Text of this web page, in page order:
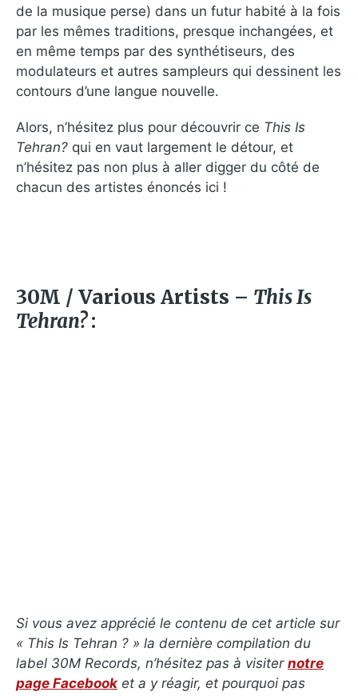
de la musique perse) dans un futur habité à la fois
par les mêmes traditions, presque inchangées, et
en même temps par des synthétiseurs, des
modulateurs et autres sampleurs qui dessinent les
contours d’une langue nouvelle.
Alors, n’hésitez plus pour découvrir ce This Is
Tehran? qui en vaut largement le détour, et
n’hésitez pas non plus à aller digger du côté de
chacun des artistes énoncés ici !
30M / Various Artists – This Is
Tehran?:
Si vous avez apprécié le contenu de cet article sur
« This Is Tehran ? » la dernière compilation du
label 30M Records, n’hésitez pas à visiter notre
page Facebook et a y réagir, et pourquoi pas